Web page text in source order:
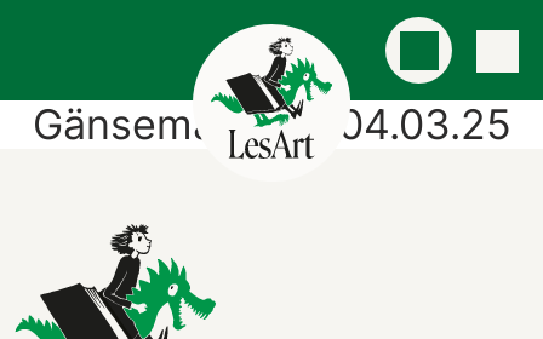
Gänsemärchen 04.03.25